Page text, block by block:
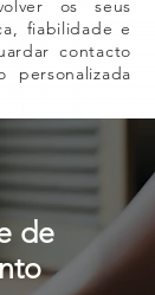
os seus
fiabilidade e
contacto
personalizada
de